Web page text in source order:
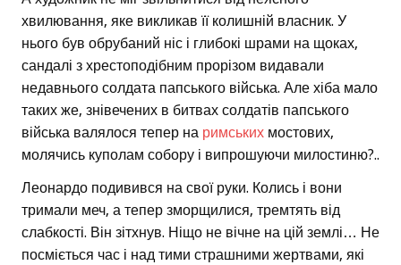
хвилювання, яке викликав її колишній власник. У
нього був обрубаний ніс і глибокі шрами на щоках,
сандалі з хрестоподібним прорізом видавали
недавнього солдата папського війська. Але хіба мало
таких же, знівечених в битвах солдатів папського
війська валялося тепер на римських мостових,
молячись куполам собору і випрошуючи милостиню?..
Леонардо подивився на свої руки. Колись і вони
тримали меч, а тепер зморщилися, тремтять від
слабкості. Він зітхнув. Ніщо не вічне на цій землі… Не
посміється час і над тими страшними жертвами, які